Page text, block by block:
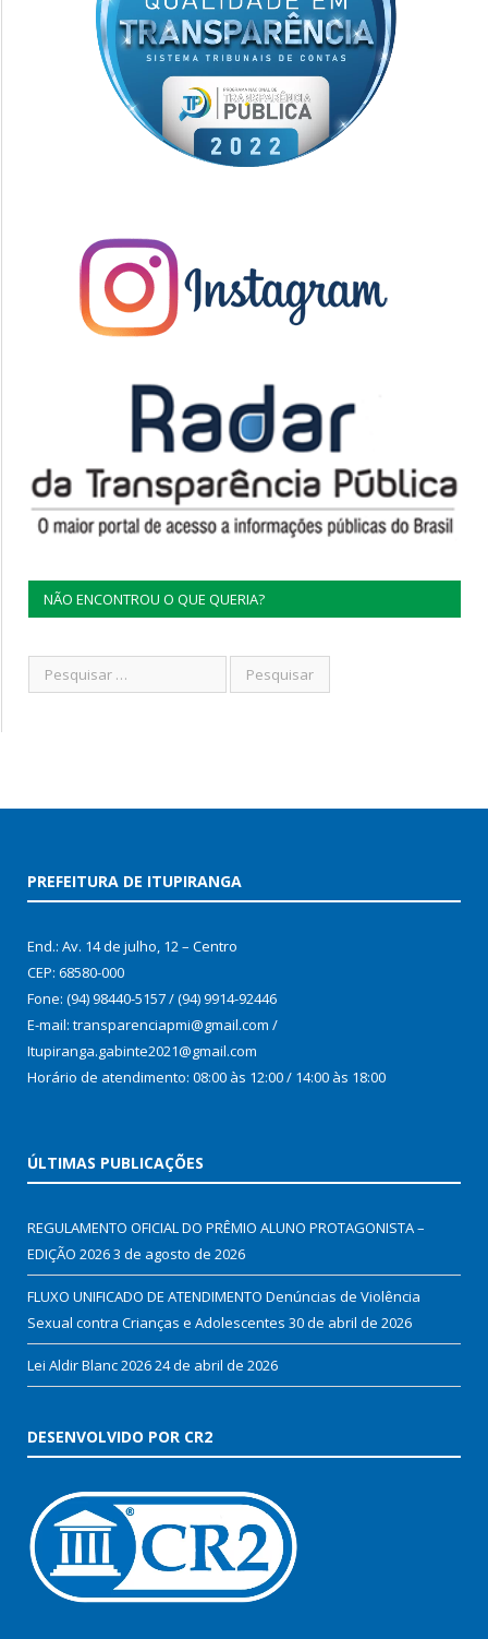
NÃO ENCONTROU O QUE QUERIA?
PREFEITURA DE ITUPIRANGA
End.: Av. 14 de julho, 12 – Centro
CEP: 68580-000
Fone: (94) 98440-5157 / (94) 9914-92446
E-mail: transparenciapmi@gmail.com /
Itupiranga.gabinte2021@gmail.com
Horário de atendimento: 08:00 às 12:00 / 14:00 às 18:00
ÚLTIMAS PUBLICAÇÕES
REGULAMENTO OFICIAL DO PRÊMIO ALUNO PROTAGONISTA –
EDIÇÃO 20263 de agosto de 2026
FLUXO UNIFICADO DE ATENDIMENTO Denúncias de Violência
Sexual contra Crianças e Adolescentes 30 de abril de 2026
Lei Aldir Blanc 202624 de abril de 2026
DESENVOLVIDO POR CR2